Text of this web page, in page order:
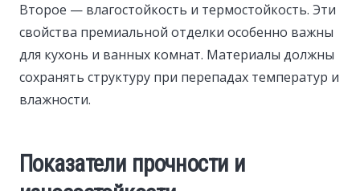
Второе — влагостойкость и термостойкость. Эти
свойства премиальной отделки особенно важны
для кухонь и ванных комнат. Материалы должны
сохранять структуру при перепадах температур и
влажности.
Показатели прочности и